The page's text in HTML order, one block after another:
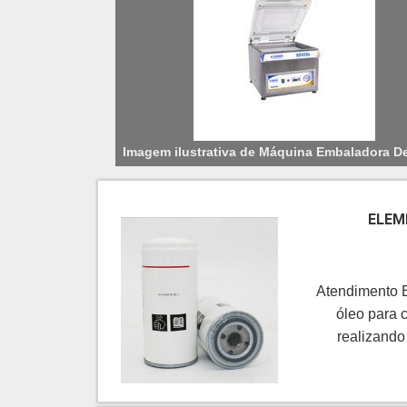
Imagem ilustrativa de Máquina Embaladora
Atendimento
óleo para